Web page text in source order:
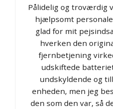
Pålidelig og troværdig
hjælpsomt
glad for mit
hverken den
fjernbetjening
udskiftede
undskyldende og
enheden, men jeg
den som den var, så